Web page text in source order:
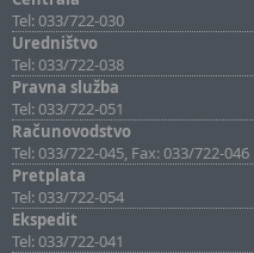
Tel: 033/722-030
Uredništvo
Tel: 033/722-038
Pravna služba
Tel: 033/722-051
Računovodstvo
Tel: 033/722-045, Fax: 033/722-046
Pretplata
Tel: 033/722-054
Ekspedit
Tel: 033/722-041